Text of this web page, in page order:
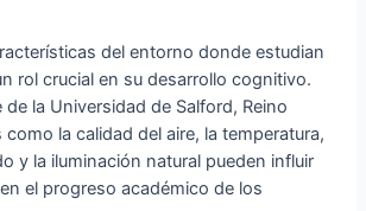
del entorno donde estudian
rol crucial en su desarrollo cognitivo.
la Universidad de Salford, Reino
la calidad del aire, la temperatura,
y la iluminación natural pueden influir
el progreso académico de los